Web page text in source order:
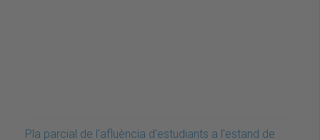
Pla parcial de l'afluència d'estudiants a l'estand de